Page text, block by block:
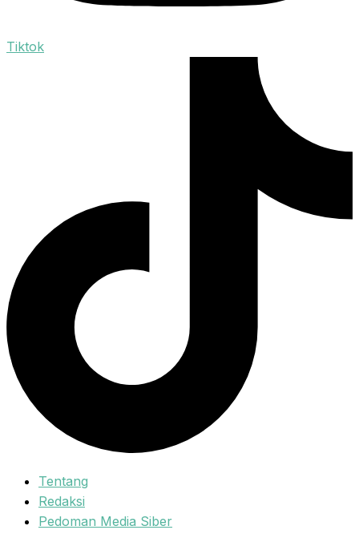
Tiktok
Tentang
Redaksi
Pedoman Media Siber